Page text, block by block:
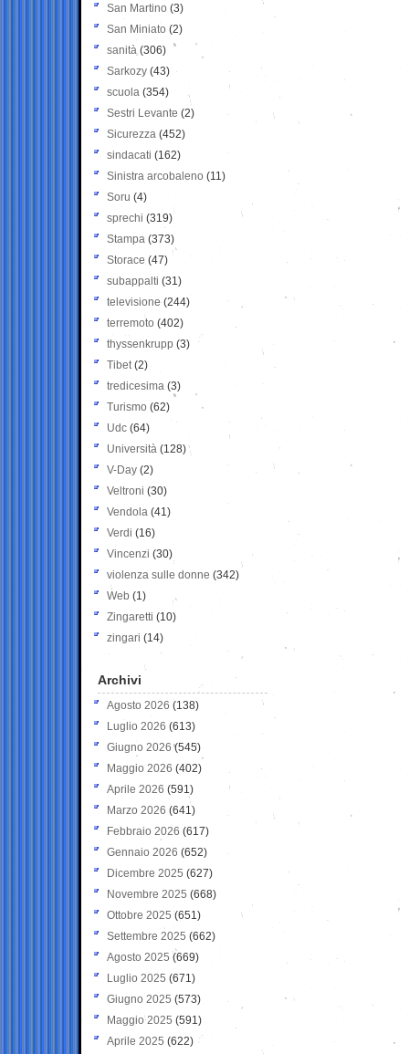
San Martino (3)
San Miniato (2)
sanità (306)
Sarkozy (43)
scuola (354)
Sestri Levante (2)
Sicurezza (452)
sindacati (162)
Sinistra arcobaleno (11)
Soru (4)
sprechi (319)
Stampa (373)
Storace (47)
subappalti (31)
televisione(244)
terremoto (402)
thyssenkrupp (3)
Tibet(2)
tredicesima (3)
Turismo (62)
Udc (64)
Università (128)
V-Day (2)
Veltroni (30)
Vendola (41)
Verdi (16)
Vincenzi (30)
violenza sulle donne (342)
Web (1)
Zingaretti (10)
zingari (14)
Archivi
Agosto 2026 (138)
Luglio 2026 (613)
Giugno 2026 (545)
Maggio 2026 (402)
Aprile 2026 (591)
Marzo 2026 (641)
Febbraio 2026 (617)
Gennaio 2026 (652)
Dicembre 2025 (627)
Novembre 2025 (668)
Ottobre 2025 (651)
Settembre 2025 (662)
Agosto 2025 (669)
Luglio 2025 (671)
Giugno 2025 (573)
Maggio 2025 (591)
Aprile 2025 (622)